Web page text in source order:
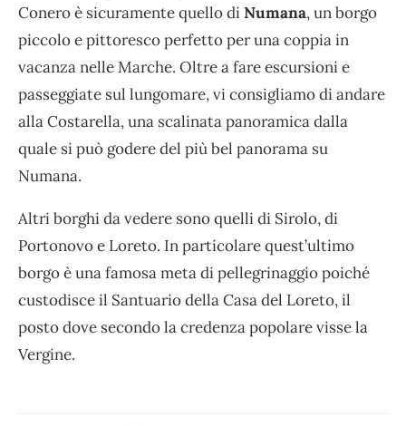
Conero è sicuramente quello diNumana, un borgo
piccolo e pittoresco perfetto per una coppia in
vacanza nelle Marche. Oltre a fare escursioni e
passeggiate sul lungomare, vi consigliamo di andare
alla Costarella, una scalinata panoramica dalla
quale si può godere del più bel panorama su
Numana.
Altri borghi da vedere sono quelli di Sirolo, di
Portonovo e Loreto. In particolare quest’ultimo
borgo è una famosa meta di pellegrinaggio poiché
custodisce il Santuario della Casa del Loreto, il
posto dove secondo la credenza popolare visse la
Vergine.